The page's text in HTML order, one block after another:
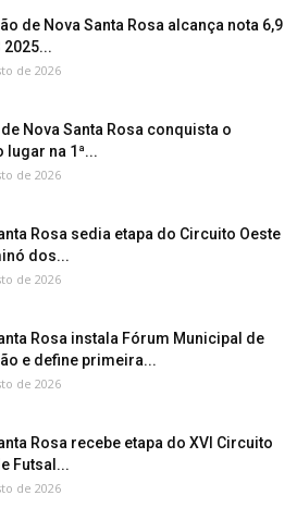
de Nova Santa Rosa alcança nota 6,9
2025...
de 2026
Nova Santa Rosa conquista o
lugar na 1ª...
de 2026
Rosa sedia etapa do Circuito Oeste
dos...
de 2026
Rosa instala Fórum Municipal de
e define primeira...
de 2026
Rosa recebe etapa do XVI Circuito
Futsal...
de 2026